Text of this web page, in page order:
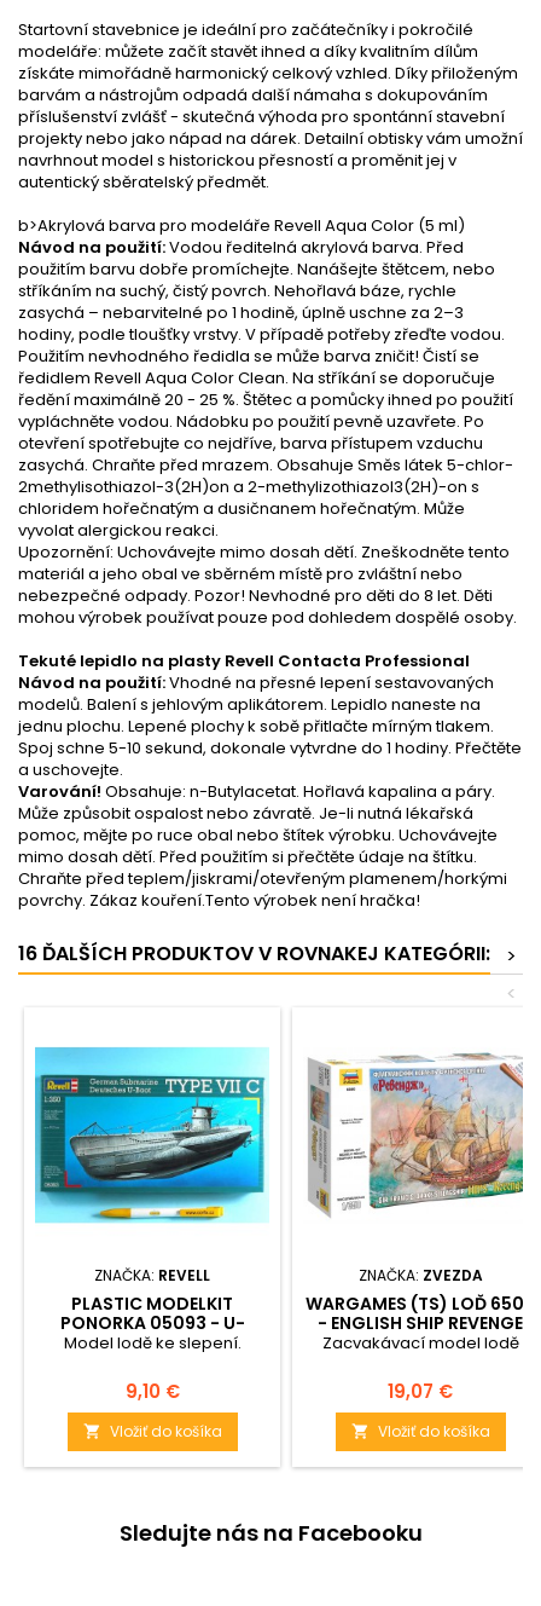
Startovní stavebnice je ideální pro začátečníky i pokročilé
modeláře: můžete začít stavět ihned a díky kvalitním dílům
získáte mimořádně harmonický celkový vzhled. Díky přiloženým
barvám a nástrojům odpadá další námaha s dokupováním
příslušenství zvlášť - skutečná výhoda pro spontánní stavební
projekty nebo jako nápad na dárek. Detailní obtisky vám umožní
navrhnout model s historickou přesností a proměnit jej v
autentický sběratelský předmět.
b>Akrylová barva pro modeláře Revell Aqua Color (5 ml)
Návod na použití:Vodou ředitelná akrylová barva. Před
použitím barvu dobře promíchejte. Nanášejte štětcem, nebo
stříkáním na suchý, čistý povrch. Nehořlavá báze, rychle
zasychá – nebarvitelné po 1 hodině, úplně uschne za 2–3
hodiny, podle tloušťky vrstvy. V případě potřeby zřeďte vodou.
Použitím nevhodného ředidla se může barva zničit! Čistí se
ředidlem Revell Aqua Color Clean. Na stříkání se doporučuje
ředění maximálně 20 - 25 %. Štětec a pomůcky ihned po použití
vypláchněte vodou. Nádobku po použití pevně uzavřete. Po
otevření spotřebujte co nejdříve, barva přístupem vzduchu
zasychá. Chraňte před mrazem. Obsahuje Směs látek 5-chlor-
2methylisothiazol-3(2H)on a 2-methylizothiazol3(2H)-on s
chloridem hořečnatým a dusičnanem hořečnatým. Může
vyvolat alergickou reakci.
Upozornění: Uchovávejte mimo dosah dětí. Zneškodněte tento
materiál a jeho obal ve sběrném místě pro zvláštní nebo
nebezpečné odpady. Pozor! Nevhodné pro děti do 8 let. Děti
mohou výrobek používat pouze pod dohledem dospělé osoby.
Tekuté lepidlo na plasty Revell Contacta Professional
Návod na použití:Vhodné na přesné lepení sestavovaných
modelů. Balení s jehlovým aplikátorem. Lepidlo naneste na
jednu plochu. Lepené plochy k sobě přitlačte mírným tlakem.
Spoj schne 5-10 sekund, dokonale vytvrdne do 1 hodiny. Přečtěte
a uschovejte.
Varování! Obsahuje: n-Butylacetat. Hořlavá kapalina a páry.
Může způsobit ospalost nebo závratě. Je-li nutná lékařská
pomoc, mějte po ruce obal nebo štítek výrobku. Uchovávejte
mimo dosah dětí. Před použitím si přečtěte údaje na štítku.
Chraňte před teplem/jiskrami/otevřeným plamenem/horkými
povrchy. Zákaz kouření.Tento výrobek není hračka!
16 ĎALŠÍCH PRODUKTOV V ROVNAKEJ KATEGÓRII:
>
<
ZNAČKA: REVELL
PLASTIC MODELKIT
PONORKA 05093 - U-
BOOT TYP VIIC (1:350)
Model lodě ke slepení.
Cena
9,10 €
 Vložiť do košíka
ZNAČKA: ZVEZDA
WARGAMES (TS) LOĎ 6500
- ENGLISH SHIP REVENGE
(1:350)
Zacvakávací model lodě
Cena
19,07 €
 Vložiť do košíka
Sledujte nás na Facebooku